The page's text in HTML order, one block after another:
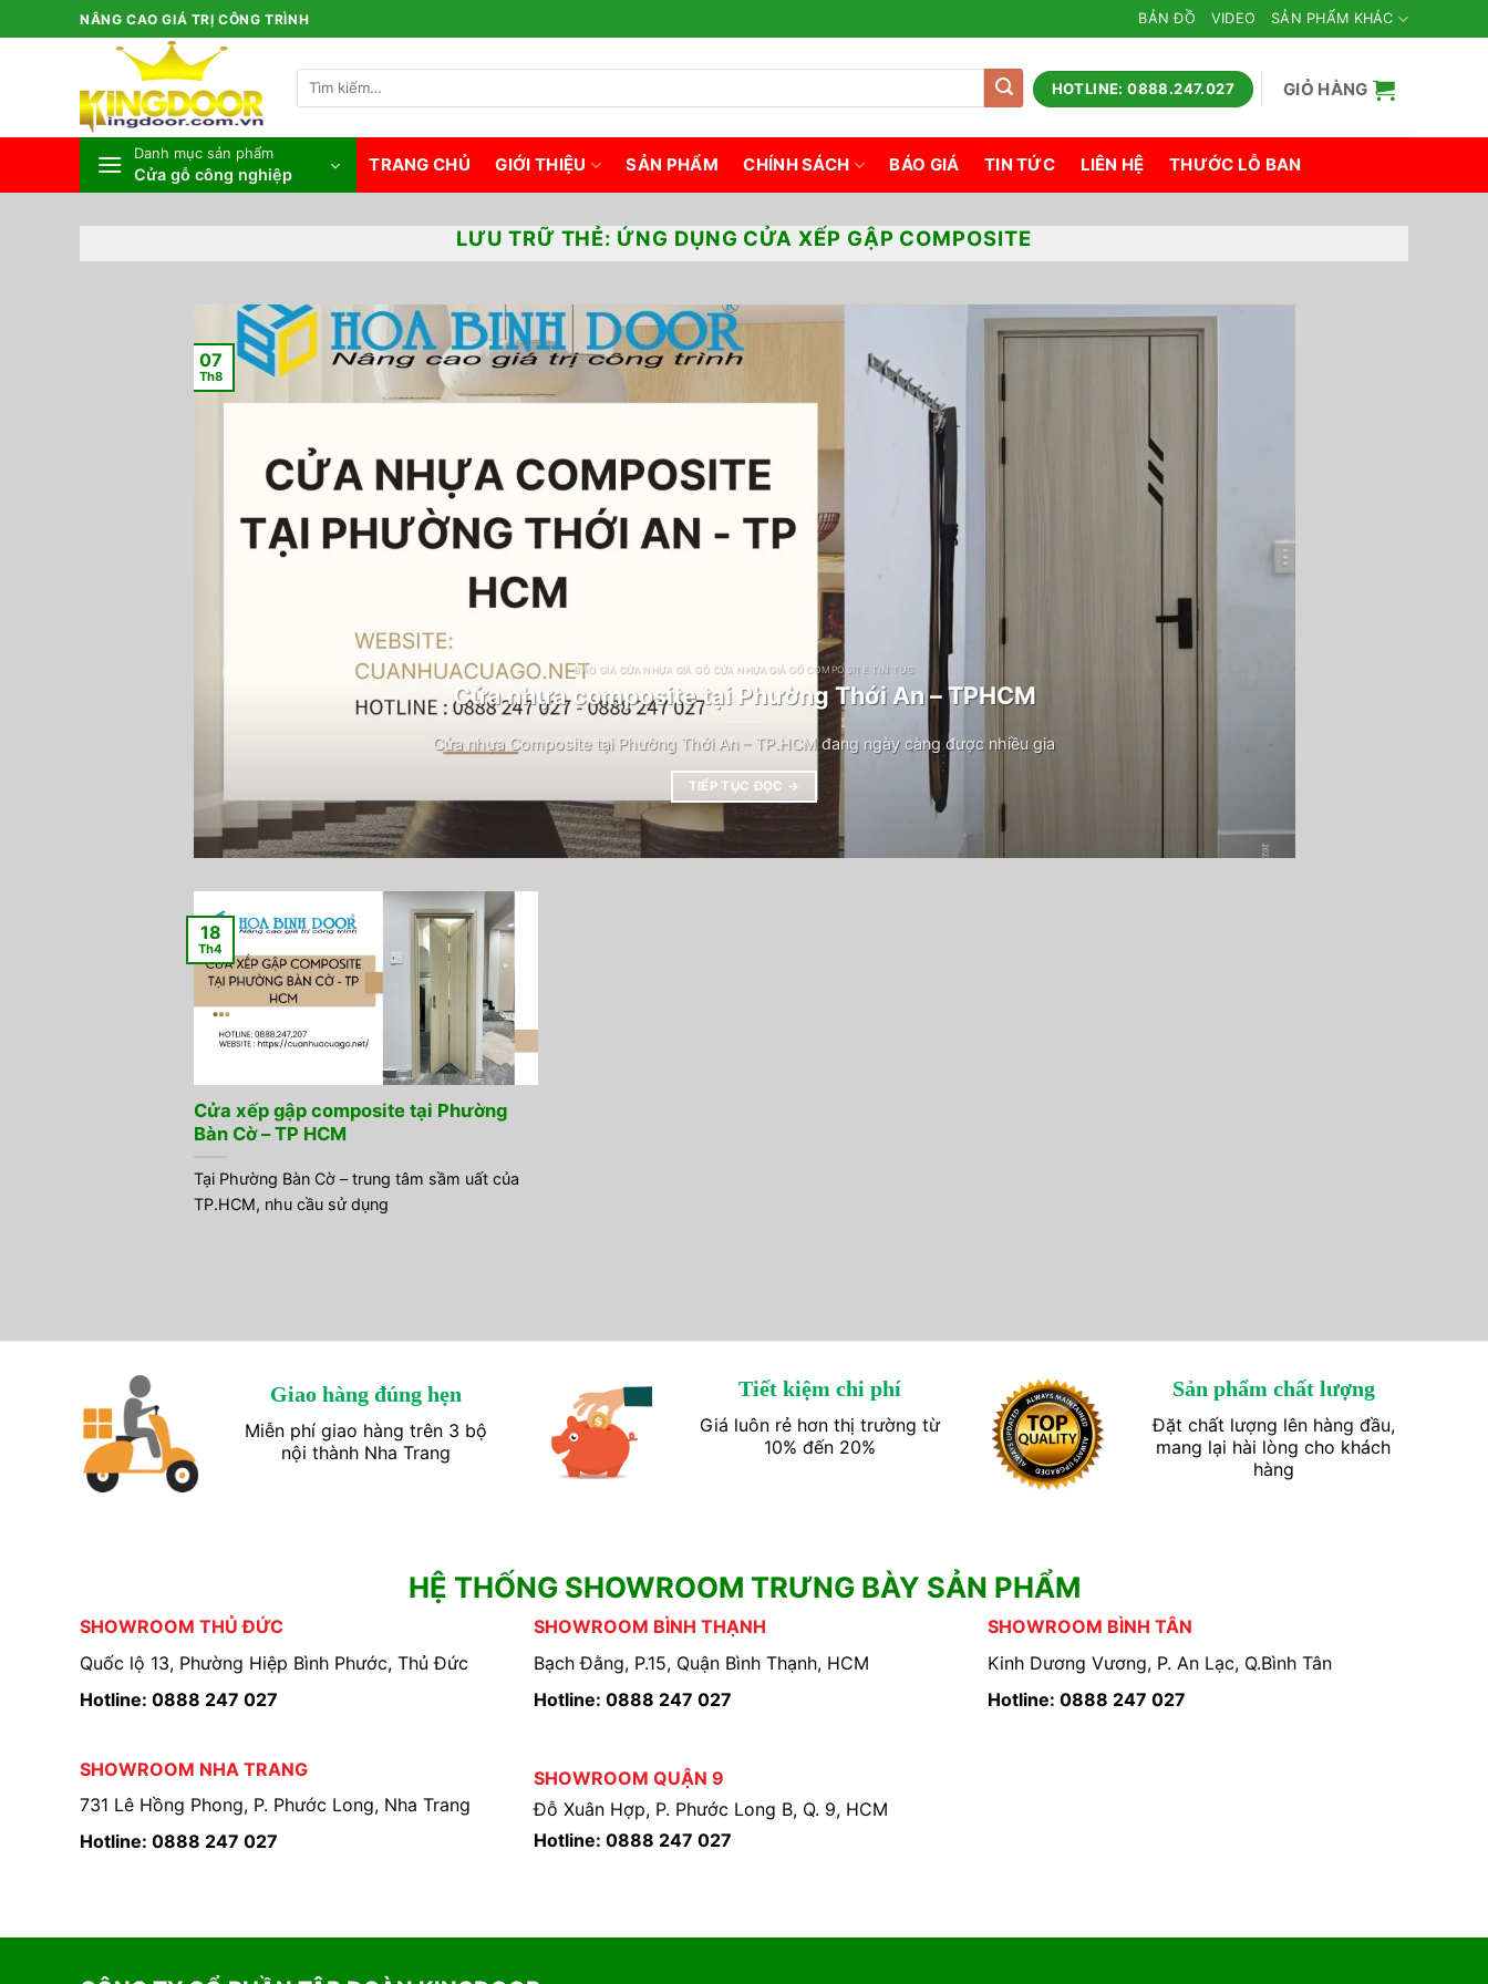
qua
NÂNG CAO GIÁ TRỊ CÔNG TRÌNH BẢN ĐỒ VIDEO SẢN PHẨM KHÁC
Tìm
kiếm:
HOTLINE: 0888.247.027 GIỎ HÀNG
Danh mục sản phẩm
Cửa gỗ công nghiệp TRANG CHỦ GIỚI THIỆU SẢN PHẨM CHÍNH SÁCH BÁO GIÁ TIN TỨC LIÊN HỆ THƯỚC LỖ BAN
LƯU TRỮ THẺ: ỨNG DỤNG CỬA XẾP GẬP COMPOSITE
BÁO GIÁ CỬA NHỰA GIẢ GỖ CỬA NHỰA GIẢ GỖ COMPOSITE TIN TỨC
Cửa nhựa composite tại Phường Thới An – TPHCM
Cửa nhựa Composite tại Phường Thới An – TP.HCM đang ngày càng được nhiều gia
TIẾP TỤC ĐỌC →
07
Th8
Cửa xếp gập composite tại Phường
Bàn Cờ – TP HCM
Tại Phường Bàn Cờ – trung tâm sầm uất của
TP.HCM, nhu cầu sử dụng
18
Th4
Giao hàng đúng hẹn
Miễn phí giao hàng trên 3 bộ
nội thành Nha Trang
Tiết kiệm chi phí
Giá luôn rẻ hơn thị trường từ
10% đến 20%
Sản phẩm chất lượng
Đặt chất lượng lên hàng đầu,
mang lại hài lòng cho khách
hàng
HỆ THỐNG SHOWROOM TRƯNG BÀY SẢN PHẨM
SHOWROOM THỦ ĐỨC
Quốc lộ 13, Phường Hiệp Bình Phước, Thủ Đức
Hotline: 0888 247 027
SHOWROOM BÌNH THẠNH
Bạch Đằng, P.15, Quận Bình Thạnh, HCM
Hotline: 0888 247 027
SHOWROOM BÌNH TÂN
Kinh Dương Vương, P. An Lạc, Q.Bình Tân
Hotline: 0888 247 027
SHOWROOM NHA TRANG
731 Lê Hồng Phong, P. Phước Long, Nha Trang
Hotline: 0888 247 027
SHOWROOM QUẬN 9
Đỗ Xuân Hợp, P. Phước Long B, Q. 9, HCM
Hotline: 0888 247 027